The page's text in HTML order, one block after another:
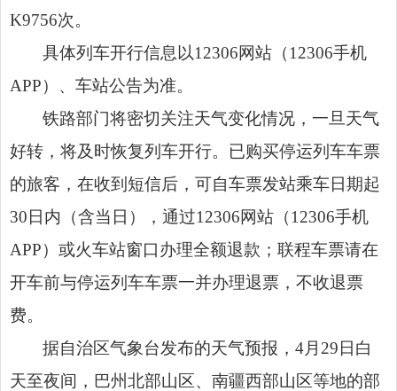
K9756次。
具体列车开行信息以12306网站（12306手机
APP）、车站公告为准。
铁路部门将密切关注天气变化情况，一旦天气
好转，将及时恢复列车开行。已购买停运列车车票
的旅客，在收到短信后，可自车票发站乘车日期起
30日内（含当日），通过12306网站（12306手机
APP）或火车站窗口办理全额退款；联程车票请在
开车前与停运列车车票一并办理退票，不收退票
费。
据自治区气象台发布的天气预报，4月29日白
天至夜间，巴州北部山区、南疆西部山区等地的部